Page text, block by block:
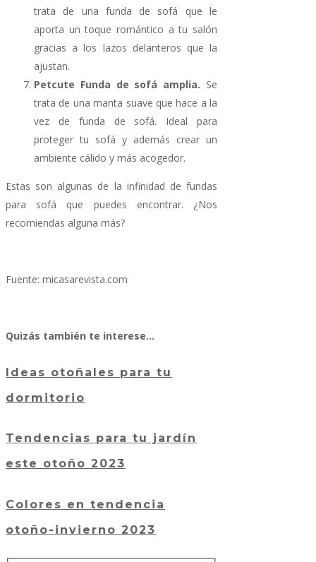
trata de una funda de sofá que le
aporta un toque romántico a tu salón
gracias a los lazos delanteros que la
ajustan.
Petcute Funda de sofá amplia. Se
trata de una manta suave que hace a la
vez de funda de sofá. Ideal para
proteger tu sofá y además crear un
ambiente cálido y más acogedor.
Estas son algunas de la infinidad de fundas
para sofá que puedes encontrar. ¿Nos
recomiendas alguna más?
Fuente: micasarevista.com
Quizás también te interese…
Ideas otoñales para tu
dormitorio
Tendencias para tu jardín
este otoño 2023
Colores en tendencia
otoño-invierno 2023